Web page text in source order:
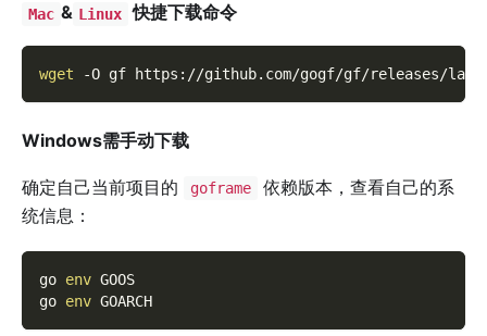
Mac & Linux 快捷下载命令
wget -O gf https://github.com/gogf/gf/releases/
Windows需手动下载
确定自己当前项目的 goframe
依赖版本，查看自己的系
统信息：
go env GOOS
go env GOARCH